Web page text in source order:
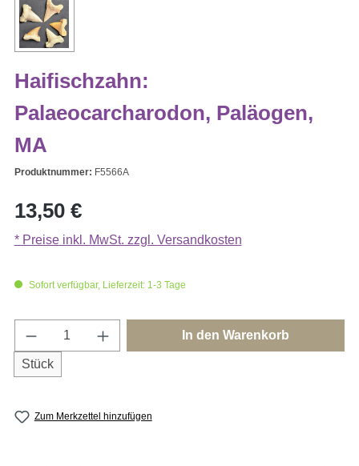
Haifischzahn:
Palaeocarcharodon, Paläogen,
MA
Produktnummer: F5566A
Regulärer Preis:
13,50 €
* Preise inkl. MwSt. zzgl. Versandkosten
Sofort verfügbar, Lieferzeit: 1-3 Tage
Produkt Anzahl: Gib den gewünschten
Stück
In den Warenkorb
Zum Merkzettel hinzufügen